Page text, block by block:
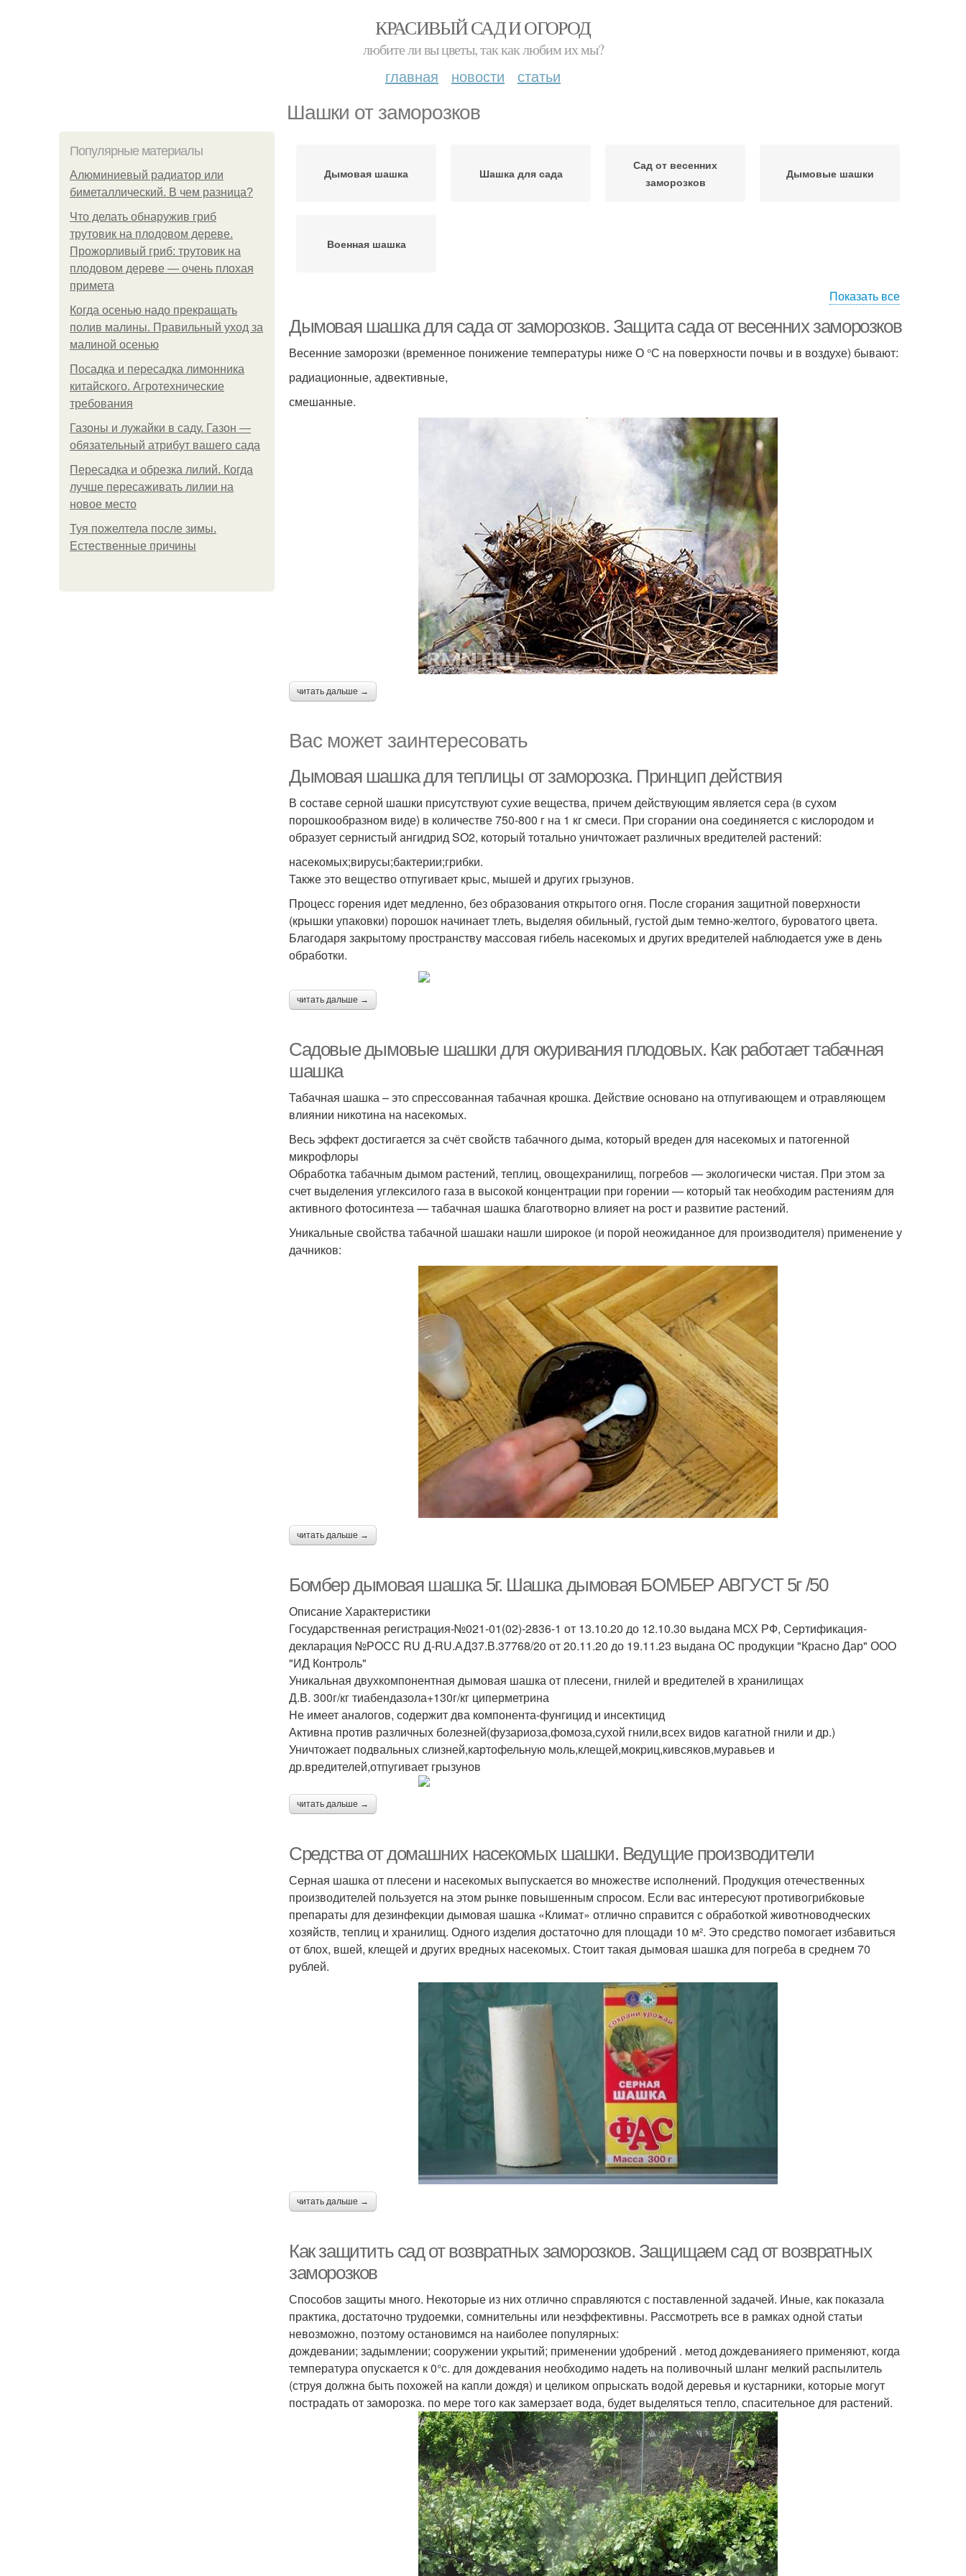
КРАСИВЫЙ САД И ОГОРОД
любите ли вы цветы, так как любим их мы?
главная новости статьи
Шашки от заморозков
Популярные материалы
Алюминиевый радиатор или
биметаллический. В чем разница?
Что делать обнаружив гриб
трутовик на плодовом дереве.
Прожорливый гриб: трутовик на
плодовом дереве — очень плохая
примета
Когда осенью надо прекращать
полив малины. Правильный уход за
малиной осенью
Посадка и пересадка лимонника
китайского. Агротехнические
требования
Газоны и лужайки в саду. Газон —
обязательный атрибут вашего сада
Пересадка и обрезка лилий. Когда
лучше пересаживать лилии на
новое место
Туя пожелтела после зимы.
Естественные причины
Дымовая шашка Шашка для сада
Сад от весенних
заморозков
Дымовые шашки
Военная шашка
Показать все
Дымовая шашка для сада от заморозков. Защита сада от весенних заморозков
Весенние заморозки (временное понижение температуры ниже О °С на поверхности почвы и в воздухе) бывают:
радиационные, адвективные,
смешанные.
читать дальше →
Вас может заинтересовать
Дымовая шашка для теплицы от заморозка. Принцип действия
В составе серной шашки присутствуют сухие вещества, причем действующим является сера (в сухом
порошкообразном виде) в количестве 750-800 г на 1 кг смеси. При сгорании она соединяется с кислородом и
образует сернистый ангидрид SO2, который тотально уничтожает различных вредителей растений:
насекомых;вирусы;бактерии;грибки.
Также это вещество отпугивает крыс, мышей и других грызунов.
Процесс горения идет медленно, без образования открытого огня. После сгорания защитной поверхности
(крышки упаковки) порошок начинает тлеть, выделяя обильный, густой дым темно-желтого, буроватого цвета.
Благодаря закрытому пространству массовая гибель насекомых и других вредителей наблюдается уже в день
обработки.
читать дальше →
Садовые дымовые шашки для окуривания плодовых. Как работает табачная
шашка
Табачная шашка – это спрессованная табачная крошка. Действие основано на отпугивающем и отравляющем
влиянии никотина на насекомых.
Весь эффект достигается за счёт свойств табачного дыма, который вреден для насекомых и патогенной
микрофлоры
Обработка табачным дымом растений, теплиц, овощехранилищ, погребов — экологически чистая. При этом за
счет выделения углексилого газа в высокой концентрации при горении — который так необходим растениям для
активного фотосинтеза — табачная шашка благотворно влияет на рост и развитие растений.
Уникальные свойства табачной шашаки нашли широкое (и порой неожиданное для производителя) применение у
дачников:
читать дальше →
Бомбер дымовая шашка 5г. Шашка дымовая БОМБЕР АВГУСТ 5г /50
Описание Характеристики
Государственная регистрация-№021-01(02)-2836-1 от 13.10.20 до 12.10.30 выдана МСХ РФ, Сертификация-
декларация №РОСС RU Д-RU.АД37.В.37768/20 от 20.11.20 до 19.11.23 выдана ОС продукции "Красно Дар" ООО
"ИД Контроль"
Уникальная двухкомпонентная дымовая шашка от плесени, гнилей и вредителей в хранилищах
Д.В. 300г/кг тиабендазола+130г/кг циперметрина
Не имеет аналогов, содержит два компонента-фунгицид и инсектицид
Активна против различных болезней(фузариоза,фомоза,сухой гнили,всех видов кагатной гнили и др.)
Уничтожает подвальных слизней,картофельную моль,клещей,мокриц,кивсяков,муравьев и
др.вредителей,отпугивает грызунов
читать дальше →
Средства от домашних насекомых шашки. Ведущие производители
Серная шашка от плесени и насекомых выпускается во множестве исполнений. Продукция отечественных
производителей пользуется на этом рынке повышенным спросом. Если вас интересуют противогрибковые
препараты для дезинфекции дымовая шашка «Климат» отлично справится с обработкой животноводческих
хозяйств, теплиц и хранилищ. Одного изделия достаточно для площади 10 м². Это средство помогает избавиться
от блох, вшей, клещей и других вредных насекомых. Стоит такая дымовая шашка для погреба в среднем 70
рублей.
читать дальше →
Как защитить сад от возвратных заморозков. Защищаем сад от возвратных
заморозков
Способов защиты много. Некоторые из них отлично справляются с поставленной задачей. Иные, как показала
практика, достаточно трудоемки, сомнительны или неэффективны. Рассмотреть все в рамках одной статьи
невозможно, поэтому остановимся на наиболее популярных:
дождевании; задымлении; сооружении укрытий; применении удобрений . метод дождеванияего применяют, когда
температура опускается к 0°с. для дождевания необходимо надеть на поливочный шланг мелкий распылитель
(струя должна быть похожей на капли дождя) и целиком опрыскать водой деревья и кустарники, которые могут
пострадать от заморозка. по мере того как замерзает вода, будет выделяться тепло, спасительное для растений.